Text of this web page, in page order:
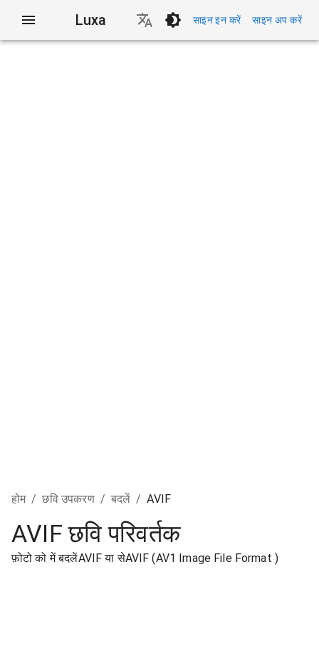
Luxa साइन इन करें साइन अप करें
होम / छवि उपकरण / बदलें / AVIF
AVIF छवि परिवर्तक
फ़ोटो को में बदलेंAVIF या सेAVIF (AV1 Image File Format )